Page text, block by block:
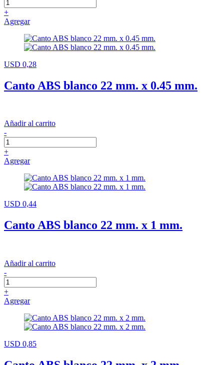
+
Agregar
USD 0,28
Canto ABS blanco 22 mm. x 0.45 mm.
Añadir al carrito
-
+
Agregar
USD 0,44
Canto ABS blanco 22 mm. x 1 mm.
Añadir al carrito
-
+
Agregar
USD 0,85